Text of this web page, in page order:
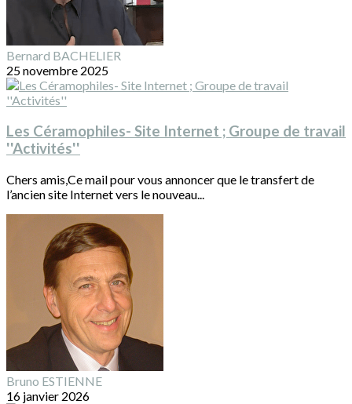
Bernard BACHELIER
25 novembre 2025
Les Céramophiles- Site Internet ; Groupe de travail
''Activités''
Chers amis,Ce mail pour vous annoncer que le transfert de
l’ancien site Internet vers le nouveau...
Bruno ESTIENNE
16 janvier 2026